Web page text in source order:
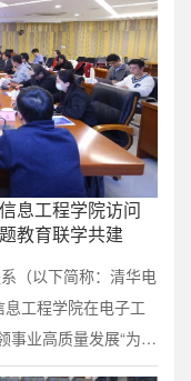
度高、参数冗余度
络常用的梯度下降
时优化速度慢、
息工程学院访问
教育联学共建
（以下简称：清华电
工程学院在电子工
事业高质量发展“为主
通大学电子信息工